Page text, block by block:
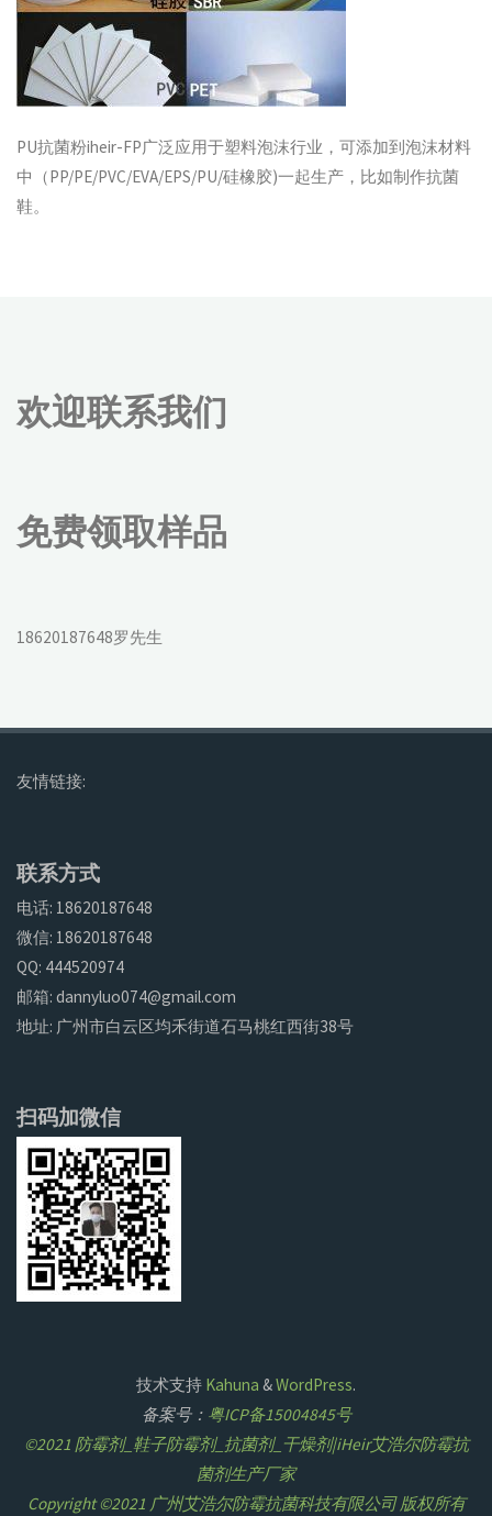
PU抗菌粉iheir-FP广泛应用于塑料泡沫行业，可添加到泡沫材料
中（PP/PE/PVC/EVA/EPS/PU/硅橡胶)一起生产，比如制作抗菌
鞋。
欢迎联系我们
免费领取样品
18620187648罗先生
友情链接:
联系方式
电话: 18620187648
微信: 18620187648
QQ: 444520974
邮箱: dannyluo074@gmail.com
地址: 广州市白云区均禾街道石马桃红西街38号
扫码加微信
技术支持 Kahuna &WordPress.
备案号： 粤ICP备15004845号
©2021 防霉剂_鞋子防霉剂_抗菌剂_干燥剂|iHeir艾浩尔防霉抗
菌剂生产厂家
Copyright ©2021 广州艾浩尔防霉抗菌科技有限公司 版权所有